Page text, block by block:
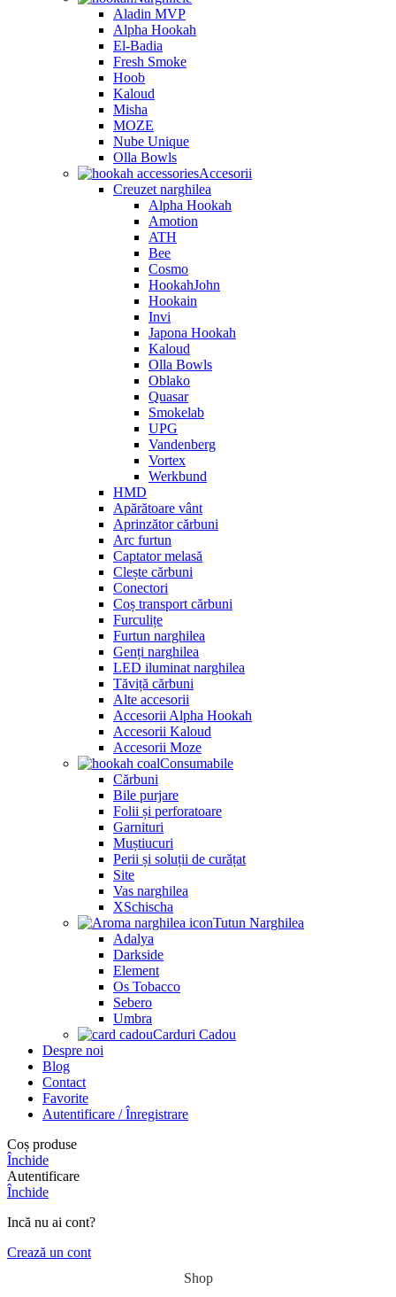
Aladin MVP
Alpha Hookah
El-Badia
Fresh Smoke
Hoob
Kaloud
Misha
MOZE
Nube Unique
Olla Bowls
Accesorii
Creuzet narghilea
Alpha Hookah
Amotion
ATH
Bee
Cosmo
HookahJohn
Hookain
Invi
Japona Hookah
Kaloud
Olla Bowls
Oblako
Quasar
Smokelab
UPG
Vandenberg
Vortex
Werkbund
HMD
Apărătoare vânt
Aprinzător cărbuni
Arc furtun
Captator melasă
Clește cărbuni
Conectori
Coș transport cărbuni
Furculițe
Furtun narghilea
Genți narghilea
LED iluminat narghilea
Tăviță cărbuni
Alte accesorii
Accesorii Alpha Hookah
Accesorii Kaloud
Accesorii Moze
Consumabile
Cărbuni
Bile purjare
Folii și perforatoare
Garnituri
Muștiucuri
Perii și soluții de curățat
Site
Vas narghilea
XSchischa
Tutun Narghilea
Adalya
Darkside
Element
Os Tobacco
Sebero
Umbra
Carduri Cadou
Despre noi
Blog
Contact
Favorite
Autentificare / Înregistrare
Coș produse
Închide
Autentificare
Închide
Incă nu ai cont?
Crează un cont
Shop